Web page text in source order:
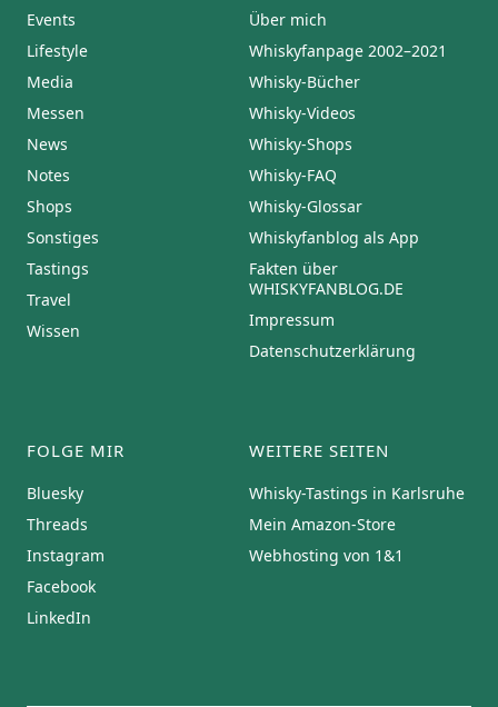
Events
Lifestyle
Media
Messen
News
Notes
Shops
Sonstiges
Tastings
Travel
Wissen
Über mich
Whiskyfanpage 2002–2021
Whisky-Bücher
Whisky-Videos
Whisky-Shops
Whisky-FAQ
Whisky-Glossar
Whiskyfanblog als App
Fakten über
WHISKYFANBLOG.DE
Impressum
Datenschutzerklärung
FOLGE MIR
Bluesky
Threads
Instagram
Facebook
LinkedIn
WEITERE SEITEN
Whisky-Tastings in Karlsruhe
Mein Amazon-Store
Webhosting von 1&1